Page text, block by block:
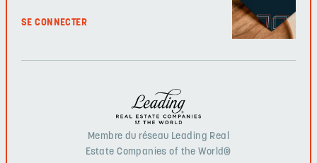
SE CONNECTER
Membre du réseau Leading Real
Estate Companies of the World®